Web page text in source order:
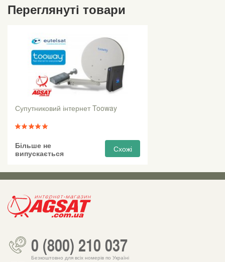
Переглянуті товари
Супутниковий інтернет Tooway
Більше не
випускається
Схожі
0 (800) 210 037
Безкоштовно для всіх номерів по Україні